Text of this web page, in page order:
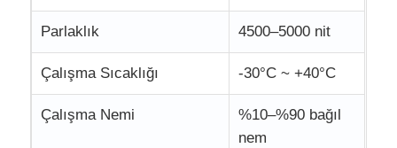
Parlaklık 4500–5000 nit
Çalışma Sıcaklığı -30°C ~ +40°C
Çalışma Nemi
%10–%90 bağıl
nem